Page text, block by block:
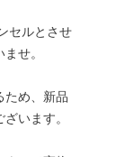
セルとさせ
せ。
ため、新品
います。